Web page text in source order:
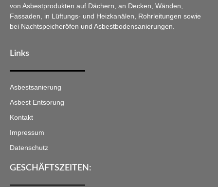
von Asbestprodukten auf Dächern, an Decken, Wänden,
Fassaden, in Lüftungs- und Heizkanälen, Rohrleitungen sowie
bei Nachtspeicheröfen und Asbestbodensanierungen.
Links
Asbestsanierung
Asbest Entsorung
Kontakt
Impressum
Datenschutz
GESCHÄFTSZEITEN: